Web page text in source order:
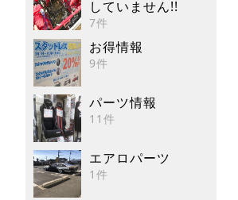
していません!!
7件
お得情報
9件
パーツ情報
11件
エアロパーツ
1件